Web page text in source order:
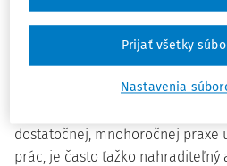
Obsluha stavebného stroja a
osobou s osobitým zameraním
na príslušnú skupinu strojov
s príslušným dokladom pre
dostatočnej, mnohoročnej praxe
prác, je často ťažko nahraditeľný
Nastavenia
Prijať všetky